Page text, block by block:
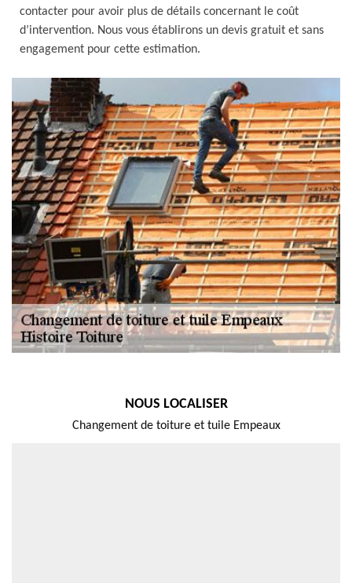
contacter pour avoir plus de détails concernant le coût
d’intervention. Nous vous établirons un devis gratuit et sans
engagement pour cette estimation.
NOUS LOCALISER
Changement de toiture et tuile Empeaux